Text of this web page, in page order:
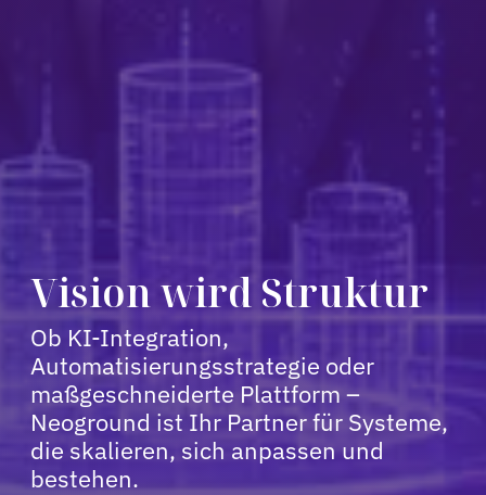
Vision wird Struktur
Ob KI-Integration,
Automatisierungsstrategie oder
maßgeschneiderte Plattform –
Neoground ist Ihr Partner für Systeme,
die skalieren, sich anpassen und
bestehen.